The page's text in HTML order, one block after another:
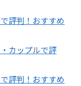
評判！おすすめ
カップルで評
評判！おすすめ